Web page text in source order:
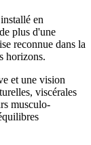
en
plus d'une
reconnue dans la
horizons.
et une vision
viscérales
musculo-